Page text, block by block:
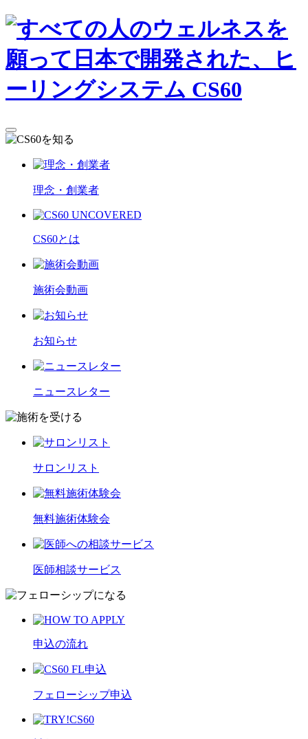
理念・創業者
CS60とは
施術会動画
お知らせ
ニュースレター
サロンリスト
無料施術体験会
医師相談サービス
申込の流れ
フェローシップ申込